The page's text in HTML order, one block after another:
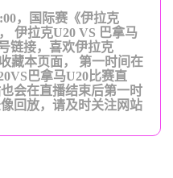
，国际赛《伊拉克
伊拉克U20 VS 巴拿马
链接，喜欢伊拉克
藏本页面， 第一时间在
巴拿马U20比赛直
会在直播结束后第一时
回放，请及时关注网站